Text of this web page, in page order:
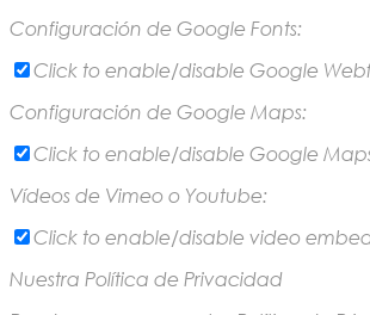
Configuración de Google Fonts:
Click to enable/disable Google
Configuración de Google Maps:
Click to enable/disable Google
Vídeos de Vimeo o Youtube:
Click to enable/disable video
Nuestra Política de Privacidad